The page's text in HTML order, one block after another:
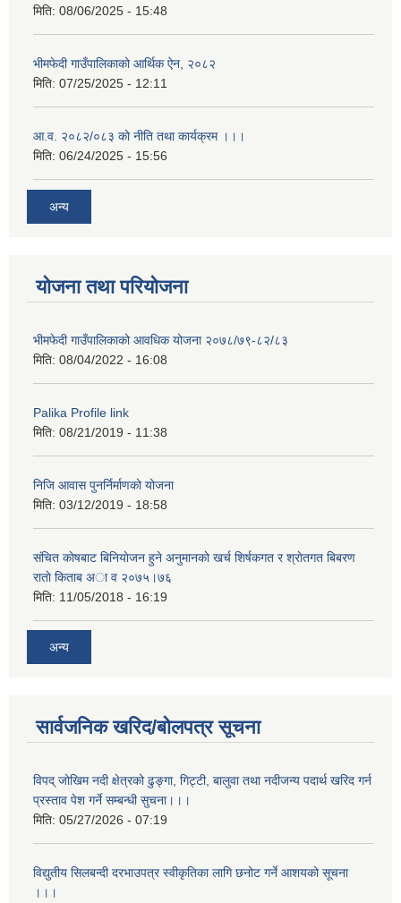
मिति: 08/06/2025 - 15:48
भीमफेदी गाउँपालिकाको आर्थिक ऐन, २०८२
मिति: 07/25/2025 - 12:11
आ.व. २०८२/०८३ को नीति तथा कार्यक्रम ।।।
मिति: 06/24/2025 - 15:56
अन्य
योजना तथा परियोजना
भीमफेदी गाउँपालिकाको आवधिक योजना २०७८/७९-८२/८३
मिति: 08/04/2022 - 16:08
Palika Profile link
मिति: 08/21/2019 - 11:38
निजि आवास पुनर्निर्माणको योजना
मिति: 03/12/2019 - 18:58
संचित काेषबाट बिनियाेजन हुने अनुमानकाे खर्च शिर्षकगत र श्राेतगत बिबरण
राताे किताब अा‍ व २‍०७५।७६
मिति: 11/05/2018 - 16:19
अन्य
सार्वजनिक खरिद/बोलपत्र सूचना
विपद् जोखिम नदी क्षेत्रको ढुङ्गा, गिट्टी, बालुवा तथा नदीजन्य पदार्थ खरिद गर्न
प्रस्ताव पेश गर्ने सम्बन्धी सुचना।।।
मिति: 05/27/2026 - 07:19
विद्युतीय सिलबन्दी दरभाउपत्र स्वीकृतिका लागि छनोट गर्ने आशयको सूचना
।।।